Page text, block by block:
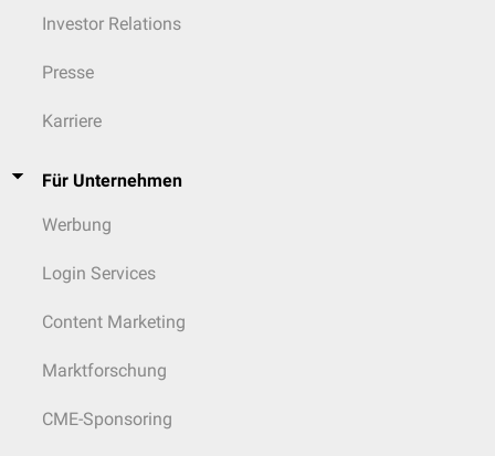
Investor Relations
Presse
Karriere
Für Unternehmen
Werbung
Login Services
Content Marketing
Marktforschung
CME-Sponsoring